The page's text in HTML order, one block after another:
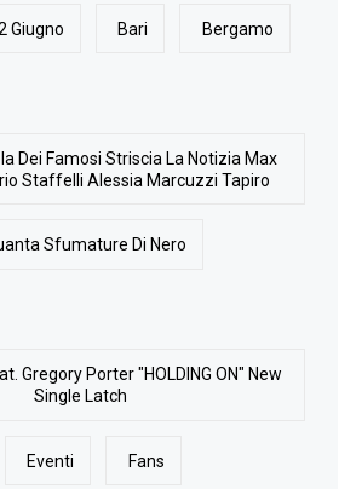
Giugno Bari Bergamo
Dei Famosi Striscia La Notizia Max
Staffelli Alessia Marcuzzi Tapiro
Sfumature Di Nero
Gregory Porter "HOLDING ON" New
Single Latch
Eventi Fans